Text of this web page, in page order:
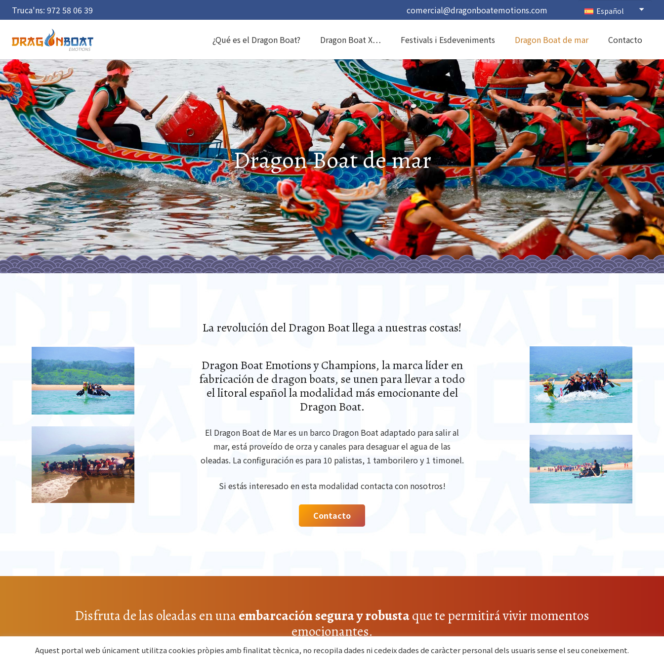
Truca'ns: 972 58 06 39 comercial@dragonboatemotions.com Español
¿Qué es el Dragon Boat? Dragon Boat X… Festivals i Esdeveniments Dragon Boat de mar Contacto
Dragon Boat de mar
La revolución del Dragon Boat llega a nuestras costas!
Dragon Boat Emotions y Champions, la marca líder en
fabricación de dragon boats, se unen para llevar a todo
el litoral español la modalidad más emocionante del
Dragon Boat.
El Dragon Boat de Mar es un barco Dragon Boat adaptado para salir al
mar, está proveído de orza y canales para desaguar el agua de las
oleadas. La configuración es para 10 palistas, 1 tamborilero y 1 timonel.
Si estás interesado en esta modalidad contacta con nosotros!
Contacto
Disfruta de las oleadas en unaembarcación segura y robustaque te permitirá vivir momentos
emocionantes.
Aquest portal web únicament utilitza cookies pròpies amb finalitat tècnica, no recopila dades ni cedeix dades de caràcter personal dels usuaris sense el seu coneixement.